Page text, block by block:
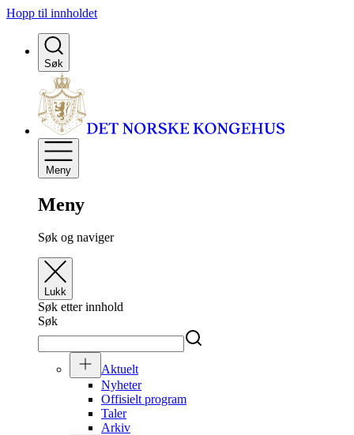
Hopp til innholdet
Søk
Meny
Meny
Søk og naviger
Lukk
Søk etter innhold
Søk
Aktuelt
Nyheter
Offisielt program
Taler
Arkiv